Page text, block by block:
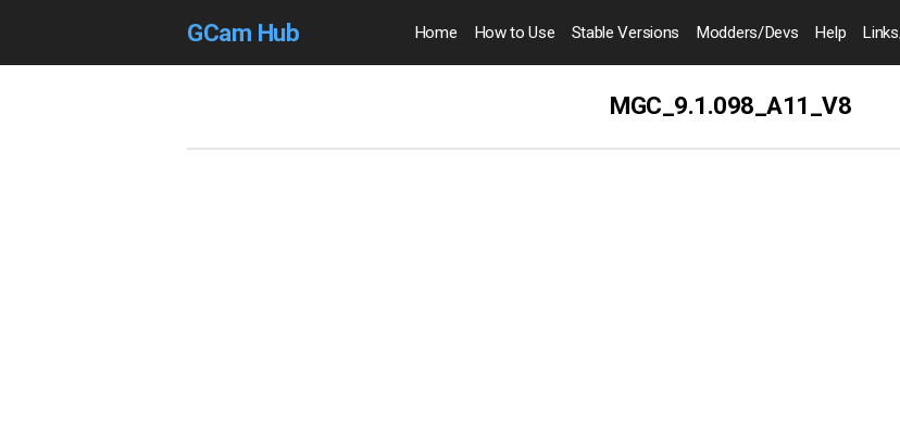
GCam Hub Home How to Use Stable Versions Modders/Devs Help Links
MGC_9.1.098_A11_V8